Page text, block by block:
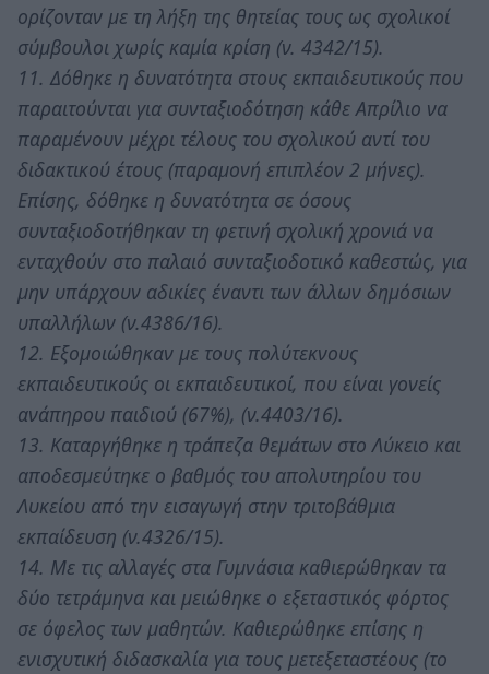
ορίζονταν με τη λήξη της θητείας τους ως σχολικοί
σύμβουλοι χωρίς καμία κρίση (ν. 4342/15).
11. Δόθηκε η δυνατότητα στους εκπαιδευτικούς που
παραιτούνται για συνταξιοδότηση κάθε Απρίλιο να
παραμένουν μέχρι τέλους του σχολικού αντί του
διδακτικού έτους (παραμονή επιπλέον 2 μήνες).
Επίσης, δόθηκε η δυνατότητα σε όσους
συνταξιοδοτήθηκαν τη φετινή σχολική χρονιά να
ενταχθούν στο παλαιό συνταξιοδοτικό καθεστώς, για
μην υπάρχουν αδικίες έναντι των άλλων δημόσιων
υπαλλήλων (ν.4386/16).
12. Εξομοιώθηκαν με τους πολύτεκνους
εκπαιδευτικούς οι εκπαιδευτικοί, που είναι γονείς
ανάπηρου παιδιού (67%), (ν.4403/16).
13. Καταργήθηκε η τράπεζα θεμάτων στο Λύκειο και
αποδεσμεύτηκε ο βαθμός του απολυτηρίου του
Λυκείου από την εισαγωγή στην τριτοβάθμια
εκπαίδευση (ν.4326/15).
14. Με τις αλλαγές στα Γυμνάσια καθιερώθηκαν τα
δύο τετράμηνα και μειώθηκε ο εξεταστικός φόρτος
σε όφελος των μαθητών. Καθιερώθηκε επίσης η
ενισχυτική διδασκαλία για τους μετεξεταστέους (το